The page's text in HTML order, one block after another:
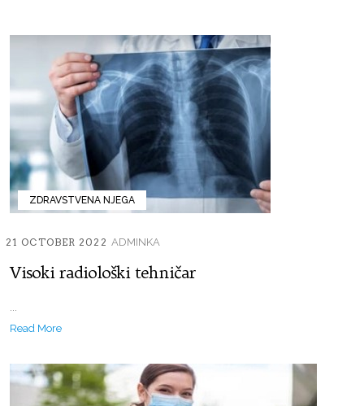
Visoki radiološki tehničar
21 OCTOBER 2022
ZDRAVSTVENA NJEGA
ADMINKA
Read More